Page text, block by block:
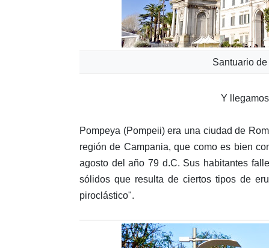
Santuario
Y
Pompeya (Pompeii) era una ciudad de
región de Campania, que como es bien
agosto del año 79 d.C. Sus habitantes
sólidos que resulta de ciertos tipos de
piroclástico".